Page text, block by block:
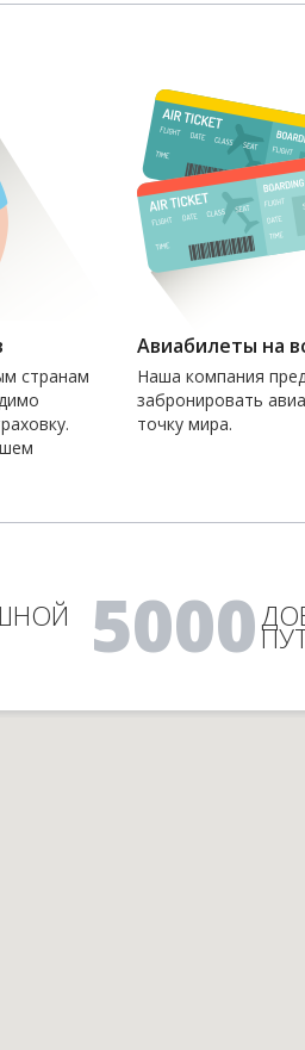
странам
Авиабилеты на
Наша компания
забронировать
точку мира.
5000